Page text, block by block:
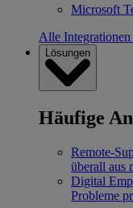
Microsoft
Alle Integrationen
Lösungen
Häufige
Remote-
überall aus
Digital
Probleme